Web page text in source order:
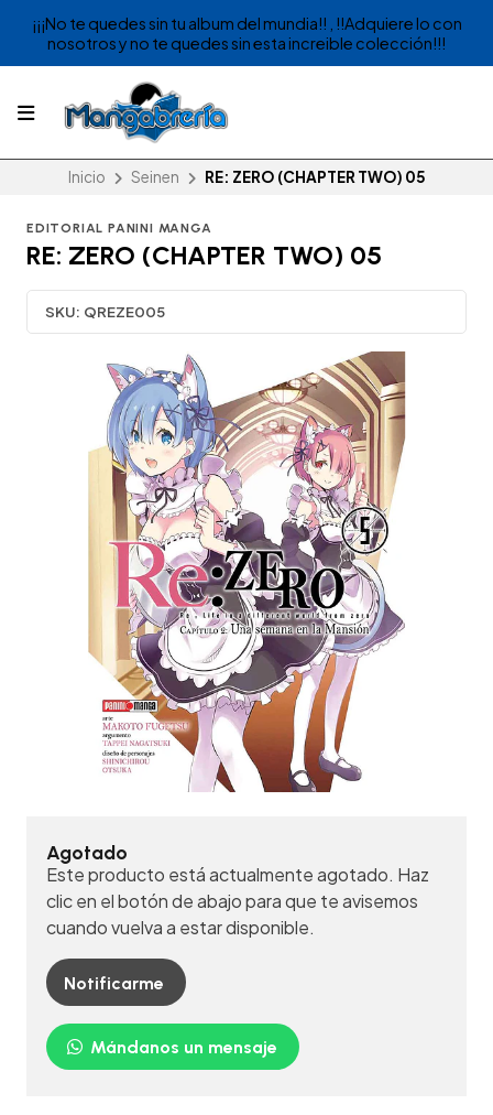
¡¡¡No te quedes sin tu album del mundia!! , !!Adquiere lo con
nosotros y no te quedes sin esta increible colección!!!
Inicio Seinen RE: ZERO (CHAPTER TWO) 05
EDITORIAL PANINI MANGA
RE: ZERO (CHAPTER TWO) 05
SKU: QREZE005
Agotado
Este producto está actualmente agotado. Haz
clic en el botón de abajo para que te avisemos
cuando vuelva a estar disponible.
Notificarme
Mándanos un mensaje